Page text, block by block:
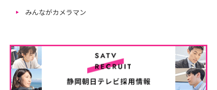
みんながカメラマン